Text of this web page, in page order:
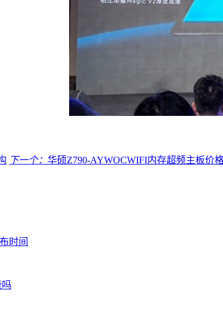
下一个： 华硕Z790-AYWOCWIFI内存超频主板价
时间